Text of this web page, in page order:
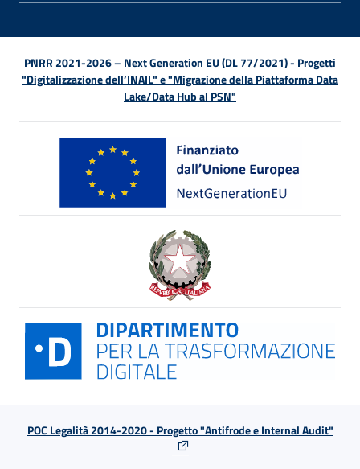
PNRR 2021-2026 – Next Generation EU (DL 77/2021) - Progetti
"Digitalizzazione dell’INAIL" e "Migrazione della Piattaforma Data
Lake/Data Hub al PSN"
POC Legalità 2014-2020 - Progetto "Antifrode e Internal Audit"